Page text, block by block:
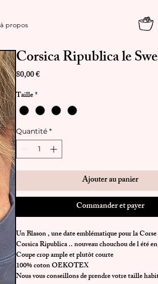
à propos
Corsica Ripublica le
80,00 €Prix
Taille*
Quantité *
Ajouter au panier
Commander et payer
Un Blason , une date emblématique pour la
Corsica Ripublica .. nouveau chouchou de l été
Coupe crop ample et plutôt courte
100% coton OEKOTEX
Nous vous conseillons de prendre votre taille